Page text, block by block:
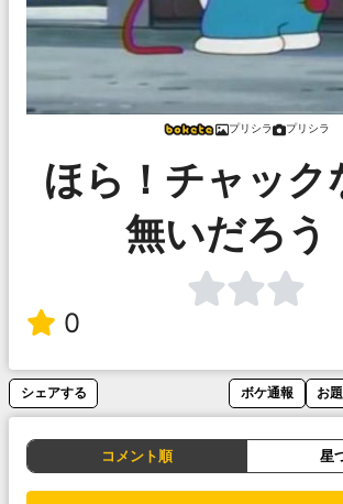
プリシラ プリシラ
ほら！チャック
無いだろう
0
シェアする ボケ通報 お
コメント順 星